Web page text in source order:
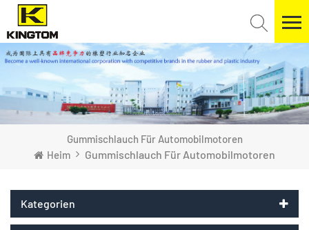
Gummischlauch Für Automobilmotoren
Heim
Gummischlauch Für Automobilmotoren
Kategorien